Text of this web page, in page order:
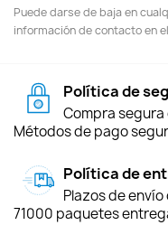
Puede darse de baja en
información de contacto en
Política de
Compra
Métodos de pago
Política de
Plazos de
71000 paquetes